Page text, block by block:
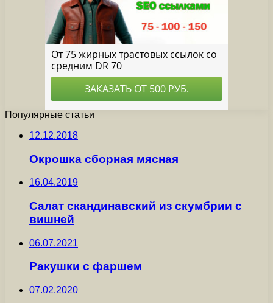
Популярные статьи
12.12.2018
Окрошка сборная мясная
16.04.2019
Салат скандинавский из скумбрии с
вишней
06.07.2021
Ракушки с фаршем
07.02.2020